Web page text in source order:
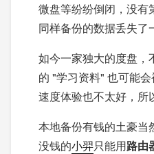
微盘等纷纷倒闭，没有
同样备份的数据丢失了
如今一家独大的度盘，
的 "学习资料" 也可能
速度体验也不太好，所
本地备份有钱的土豪当
没钱的小羿只能用路由